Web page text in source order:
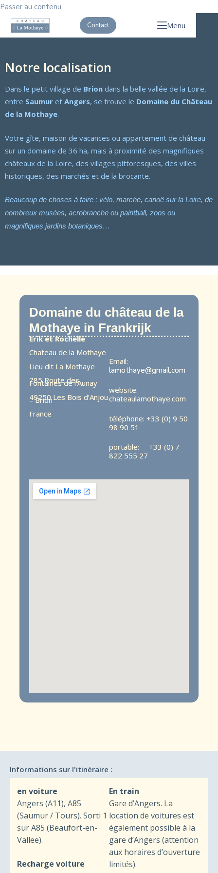
Passer au contenu
Contact Menu
Notre localisation
Dans le petit village de Brion dans la belle vallée de la Loire,
entre Saumur et Angers, se trouve le Domaine du Château
de la Mothaye.
Votre gîte, maison de vacances ou appartement de château
sur un domaine de 36 ha, mais à proximité des magnifiques
châteaux de la Loire, des villages pittoresques, des villes
historiques, des marchés et de la brocante.
Beaucoup de choses à faire : vélo, marche, canoë sur la Loire, de
nombreux musées, acrobranche ou paintball, zoos ou
magnifiques jardins botaniques…
Domaine du château de la
Mothaye in Frankrijk
Erik et Rochelle
Chateau de la Mothaye
Lieu dit La Mothaye
785 Route des
Fontaines de l’Aunay
49250 Les Bois d’Anjou
– Brion
France
Email:
lamothaye@gmail.com
website:
chateaulamothaye.com
téléphone: +33 (0) 9 50
98 90 51
portable: +33 (0) 7
822 555 27
Informations sur l'itinéraire :
en voiture
Angers (A11), A85
(Saumur / Tours). Sorti 1
sur A85 (Beaufort-en-
Vallee).
Recharge voiture
En train
Gare d’Angers. La
location de voitures est
également possible à la
gare d’Angers (attention
aux horaires d’ouverture
limités).